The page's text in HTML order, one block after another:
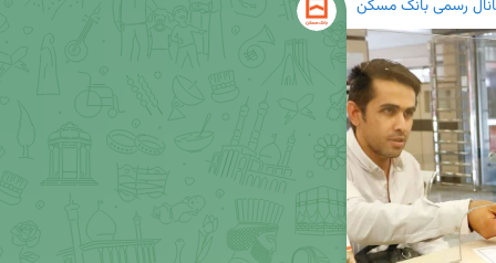
رسمی بانک مسکن